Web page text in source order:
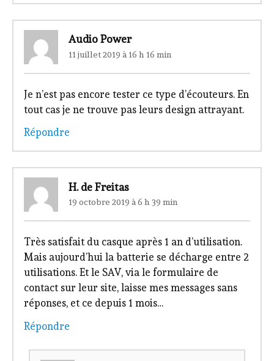
Audio Power
11 juillet 2019 à 16 h 16 min
Je n’est pas encore tester ce type d’écouteurs. En
tout cas je ne trouve pas leurs design attrayant.
Répondre
H. de Freitas
19 octobre 2019 à 6 h 39 min
Très satisfait du casque après 1 an d’utilisation.
Mais aujourd’hui la batterie se décharge entre 2
utilisations. Et le SAV, via le formulaire de
contact sur leur site, laisse mes messages sans
réponses, et ce depuis 1 mois…
Répondre